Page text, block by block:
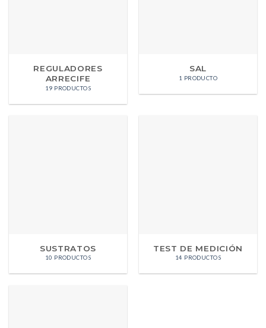
REGULADORES
ARRECIFE
19 PRODUCTOS
SAL
1 PRODUCTO
SUSTRATOS
10 PRODUCTOS
TEST DE MEDICIÓN
14 PRODUCTOS